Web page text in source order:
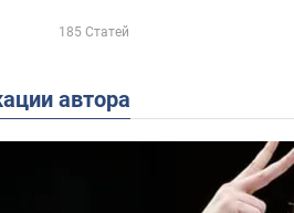
185 Статей
автора